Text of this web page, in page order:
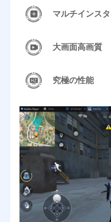
マルチインス
大画面高画質
究極の性能